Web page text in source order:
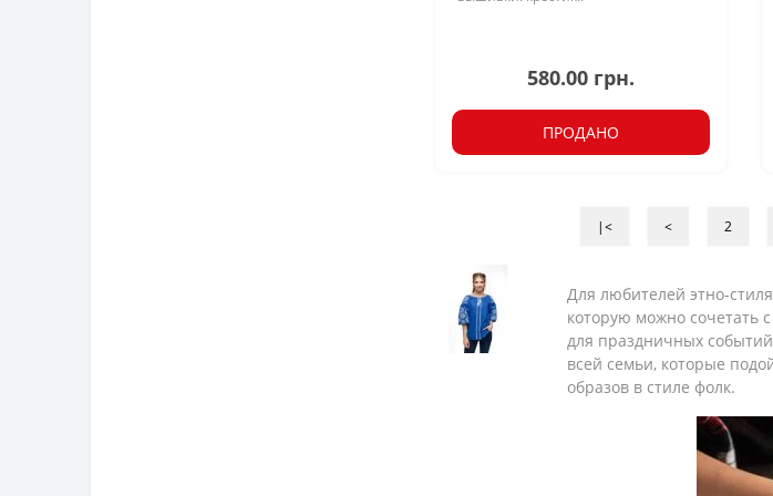
580.00 грн.
ПРОДАНО
|< < 2
Для любителей этно-
которую можно сочетать
для праздничных
всей семьи, которые
образов в стиле фолк.